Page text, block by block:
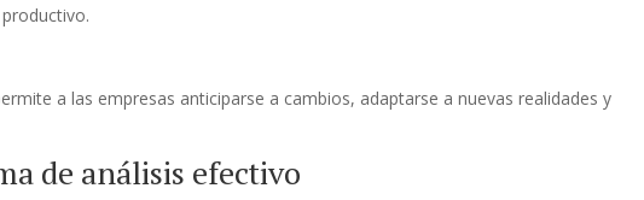
a las empresas anticiparse a cambios, adaptarse a nuevas realidades y
de análisis efectivo